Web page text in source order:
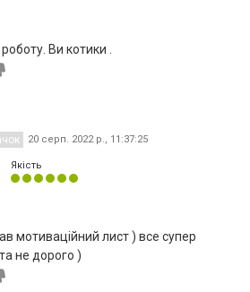
Ви котики .
20 серп. 2022 р., 11:37:25
Якість
мотиваційний лист ) все супер
не дорого )